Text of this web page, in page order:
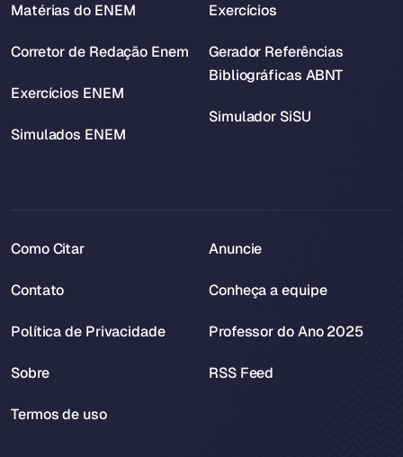
Matérias do ENEM
Corretor de Redação Enem
Exercícios ENEM
Simulados ENEM
Exercícios
Gerador Referências
Bibliográficas ABNT
Simulador SiSU
Como Citar
Contato
Política de Privacidade
Sobre
Termos de uso
Anuncie
Conheça a equipe
Professor do Ano 2025
RSS Feed